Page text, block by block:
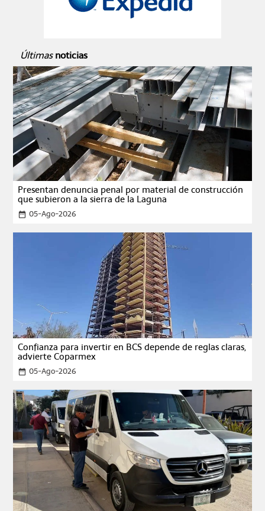
Últimas noticias
Presentan denuncia penal por material de construcción
que subieron a la sierra de la Laguna
date_range 05-Ago-2026
Confianza para invertir en BCS depende de reglas claras,
advierte Coparmex
date_range 05-Ago-2026